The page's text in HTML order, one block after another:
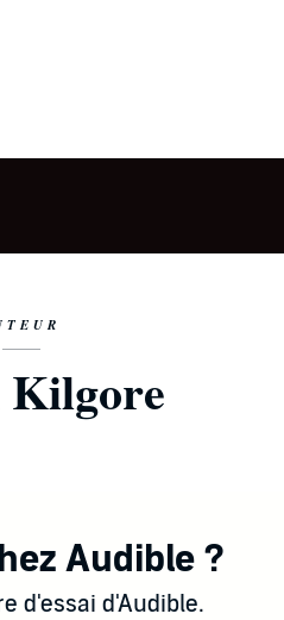
Audible ?
d'essai d'Audible.